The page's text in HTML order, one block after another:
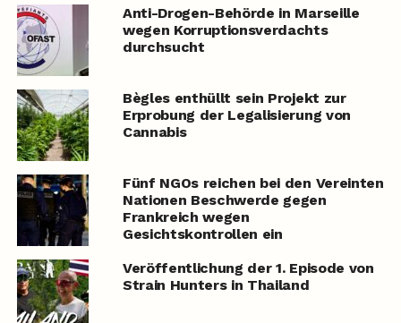
Anti-Drogen-Behörde in Marseille
wegen Korruptionsverdachts
durchsucht
Bègles enthüllt sein Projekt zur
Erprobung der Legalisierung von
Cannabis
Fünf NGOs reichen bei den Vereinten
Nationen Beschwerde gegen
Frankreich wegen
Gesichtskontrollen ein
Veröffentlichung der 1. Episode von
Strain Hunters in Thailand